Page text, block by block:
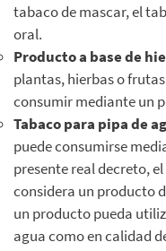
tabaco de mascar, el
oral.
Producto a base de
plantas, hierbas o
consumir mediante un
Tabaco para pipa de
puede consumirse
presente real decreto,
considera un producto
un producto pueda
agua como en calidad